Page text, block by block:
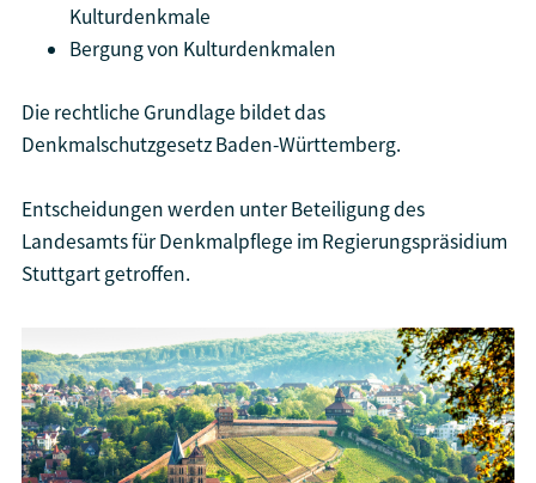
Kulturdenkmale
Bergung von Kulturdenkmalen
Die rechtliche Grundlage bildet das
Denkmalschutzgesetz Baden-Württemberg.
Entscheidungen werden unter Beteiligung des
Landesamts für Denkmalpflege im Regierungspräsidium
Stuttgart getroffen.